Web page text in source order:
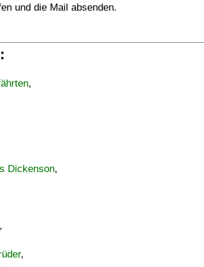
und die Mail absenden.
,
Dickenson,
,
,